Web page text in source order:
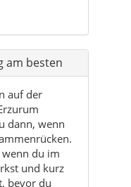
dann, wenn
du im
und kurz
bevor du
einen
Mahalle –
Läden